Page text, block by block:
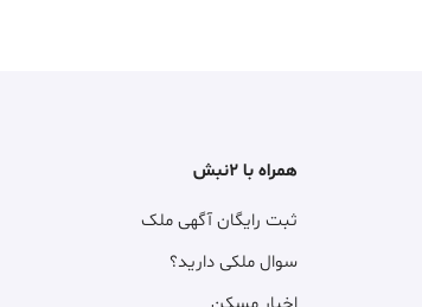
همراه با ۲نبش
ثبت رایگان آگهی ملک
سوال ملکی دارید؟